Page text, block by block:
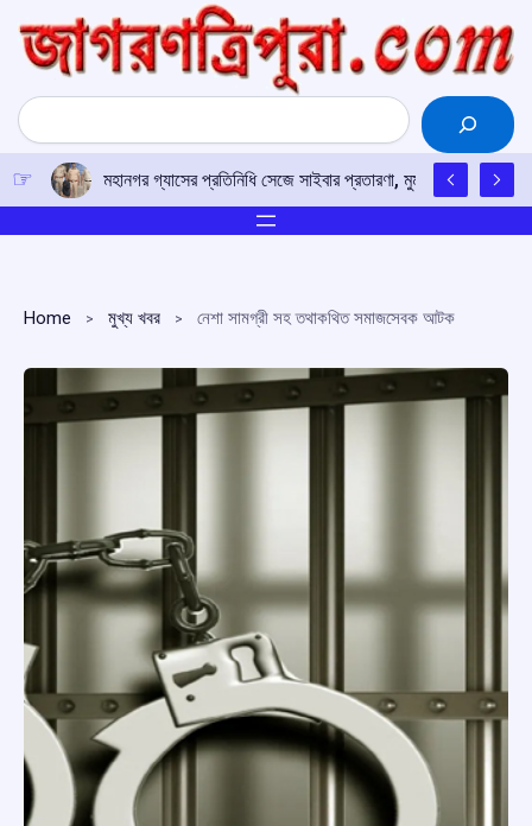
content
Search
মহানগর গ্যাসের প্রতিনিধি সেজে সাইবার প্রতারণা, মুম্বইয়ে ৪.৯৮ লক্ষ
Home মুখ্য খবর নেশা সামগ্রী সহ তথাকথিত সমাজসেবক আটক